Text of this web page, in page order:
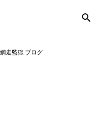
コンテンツに移動
走監獄 ブログ